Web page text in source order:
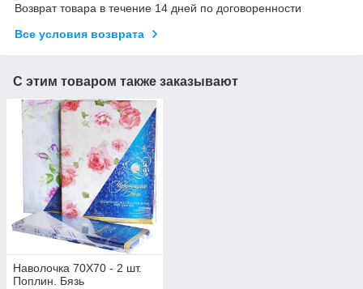
Возврат товара в течение 14 дней по договоренности
Все условия возврата
С этим товаром также заказывают
Наволочка 70Х70 - 2 шт.
Поплин. Бязь